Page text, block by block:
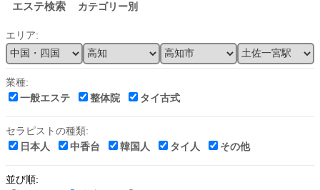
エステ検索 カテゴリー別
エリア:
業種:
一般エステ
整体院 タイ古式
セラピストの種類:
日本人
中香台 韓国人 タイ人 その他
並び順: